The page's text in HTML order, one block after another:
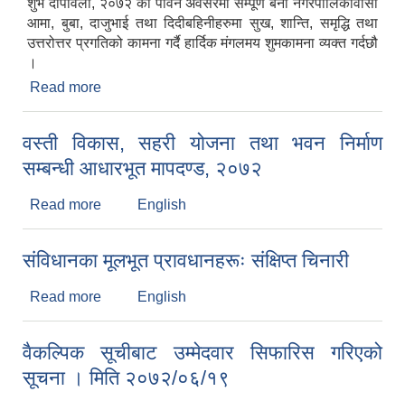
शुभ दीपावली, २०७२ को पावन अवसरमा सम्पूर्ण बेनी नगरपालिकावासी
आमा, बुबा, दाजुभाई तथा दिदीबहिनीहरुमा सुख, शान्ति, समृद्धि तथा
उत्तरोत्तर प्रगतिको कामना गर्दै हार्दिक मंगलमय शुमकामना व्यक्त गर्दछौ
।
Read more
वस्ती विकास, सहरी योजना तथा भवन निर्माण
सम्बन्धी आधारभूत मापदण्ड, २०७२
Read more about वस्ती विकास, सहरी योजना तथा भवन निर्माण
English
संविधानका मूलभूत प्रावधानहरूः संक्षिप्त चिनारी
Read more about संविधानका मूलभूत प्रावधानहरूः संक्षिप्त चिनारी
English
वैकल्पिक सूचीबाट उम्मेदवार सिफारिस गरिएको
सूचना । मिति २०७२/०६/१९